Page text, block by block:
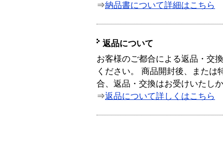
⇒納品書について詳細はこちら
返品について
お客様のご都合による返品・交
ください。 商品開封後、または
合、返品・交換はお受けいたし
⇒返品について詳しくはこちら